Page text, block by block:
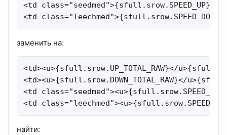
<td class="seedmed">{sfull.srow.SPEED_UP}</
<td
заменить на:
<td><u>{sfull.srow.UP_TOTAL_RAW}</
<td><u>{sfull.srow.DOWN_TOTAL_RAW}</
<td
<td
найти: